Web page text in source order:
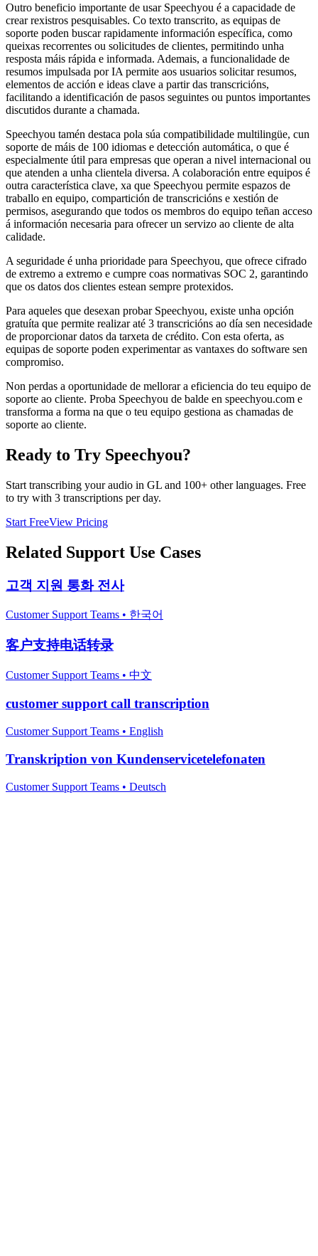
Outro beneficio importante de usar Speechyou é a capacidade de
crear rexistros pesquisables. Co texto transcrito, as equipas de
soporte poden buscar rapidamente información específica, como
queixas recorrentes ou solicitudes de clientes, permitindo unha
resposta máis rápida e informada. Ademais, a funcionalidade de
resumos impulsada por IA permite aos usuarios solicitar resumos,
elementos de acción e ideas clave a partir das transcricións,
facilitando a identificación de pasos seguintes ou puntos importantes
discutidos durante a chamada.
Speechyou tamén destaca pola súa compatibilidade multilingüe, cun
soporte de máis de 100 idiomas e detección automática, o que é
especialmente útil para empresas que operan a nivel internacional ou
que atenden a unha clientela diversa. A colaboración entre equipos é
outra característica clave, xa que Speechyou permite espazos de
traballo en equipo, compartición de transcricións e xestión de
permisos, asegurando que todos os membros do equipo teñan acceso
á información necesaria para ofrecer un servizo ao cliente de alta
calidade.
A seguridade é unha prioridade para Speechyou, que ofrece cifrado
de extremo a extremo e cumpre coas normativas SOC 2, garantindo
que os datos dos clientes estean sempre protexidos.
Para aqueles que desexan probar Speechyou, existe unha opción
gratuíta que permite realizar até 3 transcricións ao día sen necesidade
de proporcionar datos da tarxeta de crédito. Con esta oferta, as
equipas de soporte poden experimentar as vantaxes do software sen
compromiso.
Non perdas a oportunidade de mellorar a eficiencia do teu equipo de
soporte ao cliente. Proba Speechyou de balde en speechyou.com e
transforma a forma na que o teu equipo gestiona as chamadas de
soporte ao cliente.
Ready to Try Speechyou?
Start transcribing your audio in GL and 100+ other languages. Free
to try with 3 transcriptions per day.
Start FreeView Pricing
Related Support Use Cases
고객 지원 통화 전사
Customer Support Teams • 한국어
客户支持电话转录
Customer Support Teams • 中文
customer support call transcription
Customer Support Teams • English
Transkription von Kundenservicetelefonaten
Customer Support Teams • Deutsch